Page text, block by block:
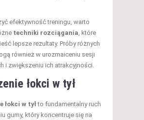
efektywność treningu, warto
techniki rozciągania, które
lepsze rezultaty. Próby różnych
również w urozmaiceniu sesji
i zwiększeniu ich atrakcyjności.
łokci w tył
łokci w tyłto fundamentalny ruch
gumy, który koncentruje się na